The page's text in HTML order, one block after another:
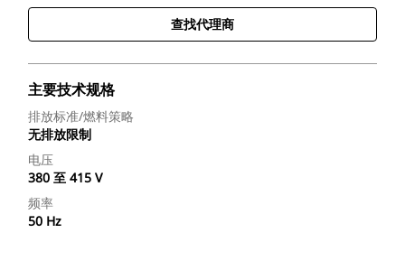
查找代理商
主要技术规格
排放标准/燃料策略
无排放限制
电压
380 至 415 V
频率
50 Hz